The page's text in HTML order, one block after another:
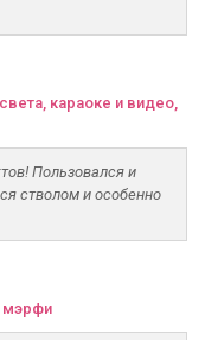
караоке и видео,
Пользовался и
стволом и особенно
мэрфи